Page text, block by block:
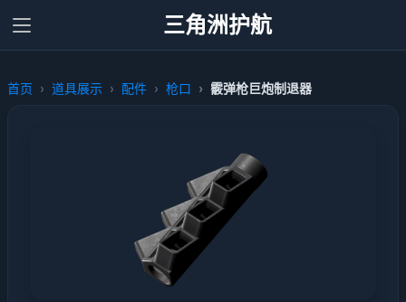
三角洲护航
首页 道具展示 配件 枪口 霰弹枪巨炮制退器